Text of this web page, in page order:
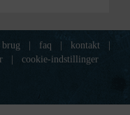
brug faq kontakt
cookie-indstillinger